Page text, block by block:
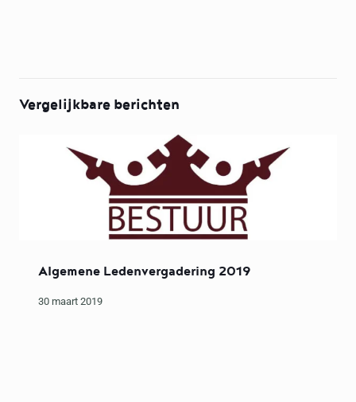
Vergelijkbare berichten
Algemene Ledenvergadering 2019
30 maart 2019